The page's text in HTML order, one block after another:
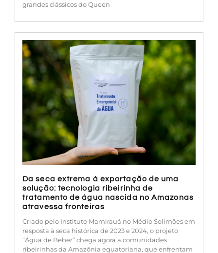
grandes clássicos do Queen
Da seca extrema à exportação de uma
solução: tecnologia ribeirinha de
tratamento de água nascida no Amazonas
atravessa fronteiras
Criado pelo Instituto Mamirauá no Médio Solimões em
resposta à seca histórica de 2023 e 2024, o projeto
“Água de Beber” chega agora a comunidades
ribeirinhas da Amazônia equatoriana, que enfrentam